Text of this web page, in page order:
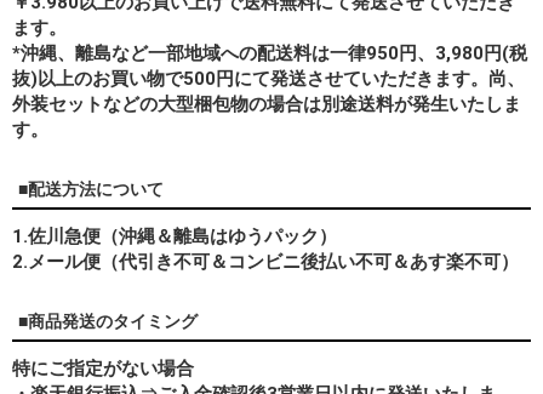
ます。
*沖縄、離島など一部地域への配送料は一律950円、3,980円(税
抜)以上のお買い物で500円にて発送させていただきます。尚、
外装セットなどの大型梱包物の場合は別途送料が発生いたしま
す。
■配送方法について
1.佐川急便（沖縄＆離島はゆうパック）
2.メール便（代引き不可＆コンビニ後払い不可＆あす楽不可）
■商品発送のタイミング
特にご指定がない場合